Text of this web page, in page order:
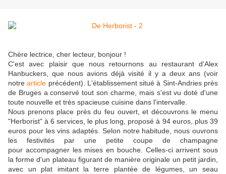
Chère lectrice, cher lecteur, bonjour !
C'est avec plaisir que nous retournons au restaurant d'Alex
Hanbuckers, que nous avions déjà visité il y a deux ans (voir
notrearticle précédent). L'établissement situé à Sint-Andries près
de Bruges a conservé tout son charme, mais s'est vu doté d'une
toute nouvelle et très spacieuse cuisine dans l'intervalle.
Nous prenons place près du feu ouvert, et découvrons le menu
"Herborist" à 6 services, le plus long, proposé à 94 euros, plus 39
euros pour les vins adaptés. Selon notre habitude, nous ouvrons
les festivités par une petite coupe de champagne
pour accompagner les mises en bouche. Celles-ci arrivent sous
la forme d'un plateau figurant de manière originale un petit jardin,
avec un plat imitant la terre plantée de légumes, un seau